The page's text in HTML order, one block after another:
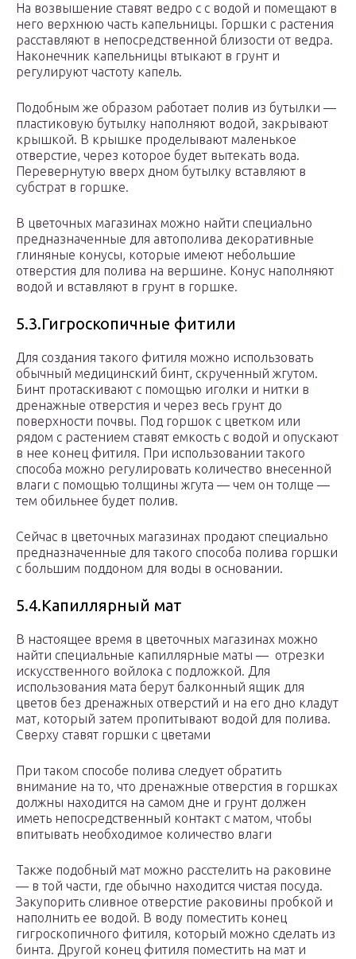
На возвышение ставят ведро с с водой и помещают в
него верхнюю часть капельницы. Горшки с растения
расставляют в непосредственной близости от ведра.
Наконечник капельницы втыкают в грунт и
регулируют частоту капель.
Подобным же образом работает полив из бутылки —
пластиковую бутылку наполняют водой, закрывают
крышкой. В крышке проделывают маленькое
отверстие, через которое будет вытекать вода.
Перевернутую вверх дном бутылку вставляют в
субстрат в горшке.
В цветочных магазинах можно найти специально
предназначенные для автополива декоративные
глиняные конусы, которые имеют небольшие
отверстия для полива на вершине. Конус наполняют
водой и вставляют в грунт в горшке.
5.3.Гигроскопичные фитили
Для создания такого фитиля можно использовать
обычный медицинский бинт, скрученный жгутом.
Бинт протаскивают с помощью иголки и нитки в
дренажные отверстия и через весь грунт до
поверхности почвы. Под горшок с цветком или
рядом с растением ставят емкость с водой и опускают
в нее конец фитиля. При использовании такого
способа можно регулировать количество внесенной
влаги с помощью толщины жгута — чем он толще —
тем обильнее будет полив.
Сейчас в цветочных магазинах продают специально
предназначенные для такого способа полива горшки
с большим поддоном для воды в основании.
5.4.Капиллярный мат
В настоящее время в цветочных магазинах можно
найти специальные капиллярные маты — отрезки
искусственного войлока с подложкой. Для
использования мата берут балконный ящик для
цветов без дренажных отверстий и на его дно кладут
мат, который затем пропитывают водой для полива.
Сверху ставят горшки с цветами
При таком способе полива следует обратить
внимание на то, что дренажные отверстия в горшках
должны находится на самом дне и грунт должен
иметь непосредственный контакт с матом, чтобы
впитывать необходимое количество влаги
Также подобный мат можно расстелить на раковине
— в той части, где обычно находится чистая посуда.
Закупорить сливное отверстие раковины пробкой и
наполнить ее водой. В воду поместить конец
гигроскопичного фитиля, который можно сделать из
бинта. Другой конец фитиля поместить на мат и